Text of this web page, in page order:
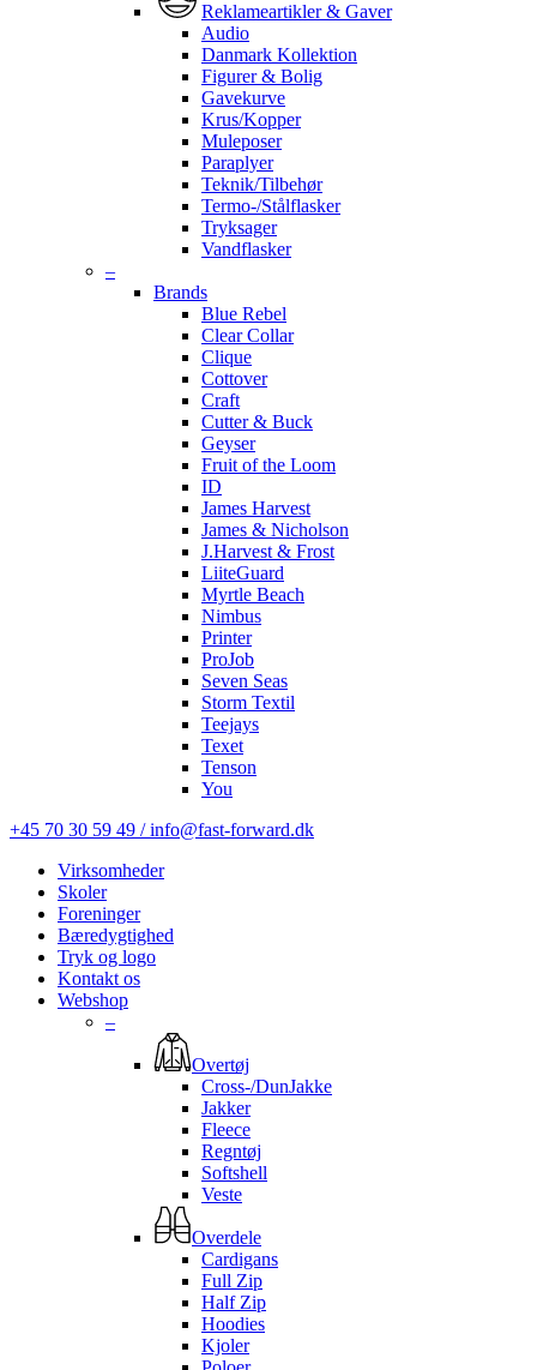
Reklameartikler & Gaver
Audio
Danmark Kollektion
Figurer & Bolig
Gavekurve
Krus/Kopper
Muleposer
Paraplyer
Teknik/Tilbehør
Termo-/Stålflasker
Tryksager
Vandflasker
–
Brands
Blue Rebel
Clear Collar
Clique
Cottover
Craft
Cutter & Buck
Geyser
Fruit of the Loom
ID
James Harvest
James & Nicholson
J.Harvest & Frost
LiiteGuard
Myrtle Beach
Nimbus
Printer
ProJob
Seven Seas
Storm Textil
Teejays
Texet
Tenson
You
+45 70 30 59 49 / info@fast-forward.dk
Virksomheder
Skoler
Foreninger
Bæredygtighed
Tryk og logo
Kontakt os
Webshop
–
Overtøj
Cross-/DunJakke
Jakker
Fleece
Regntøj
Softshell
Veste
Overdele
Cardigans
Full Zip
Half Zip
Hoodies
Kjoler